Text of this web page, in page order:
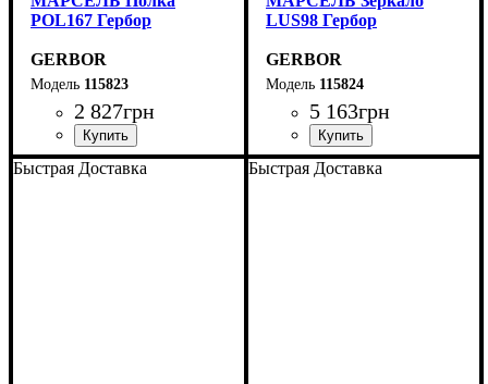
POL167 Гербор
GERBOR
115823
2 827грн
ширина, мм: 167
высота, мм: 18
глубина, мм: 26,5
LUS98 Гербор
GERBOR
115824
5 163грн
ширина, мм: 98
высота, мм: 100
глубина, мм: 6
Быстрая Доставка Быстрая Доставка